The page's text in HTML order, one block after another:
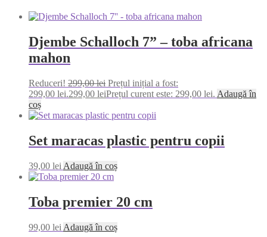
Djembe Schalloch 7” – toba africana
mahon
Reduceri! 299,00lei Prețul inițial a fost:
299,00 lei.299,00 leiPrețul curent este: 299,00 lei. Adaugă în
coș
Set maracas plastic pentru copii
39,00 lei Adaugă în coș
Toba premier 20 cm
99,00 lei Adaugă în coș